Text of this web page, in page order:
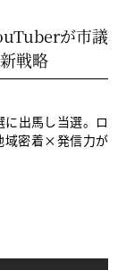
が市議
戦略
出馬し当選。ロ
域密着×発信力が